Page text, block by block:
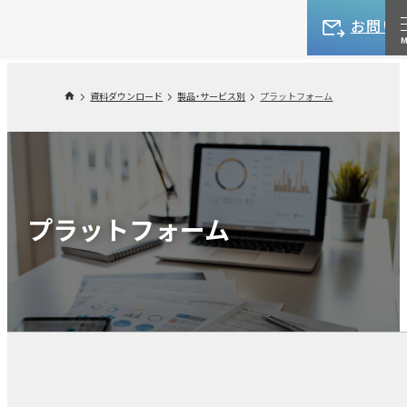
お問い
資料ダウンロード 製品・サービス別 プラットフォーム
プラットフォーム